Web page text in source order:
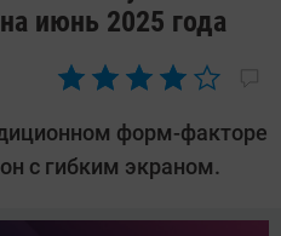
июнь 2025 года
форм-факторе
с гибким экраном.